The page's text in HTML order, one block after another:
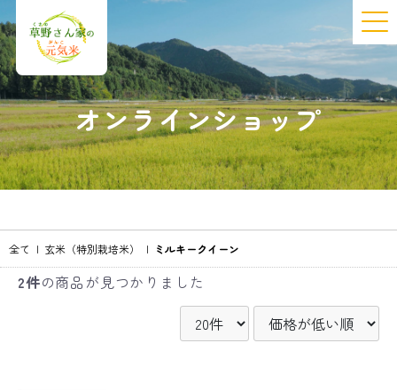
オンラインショップ
全て | 玄米（特別栽培米） | ミルキークイーン
2件の商品が見つかりました